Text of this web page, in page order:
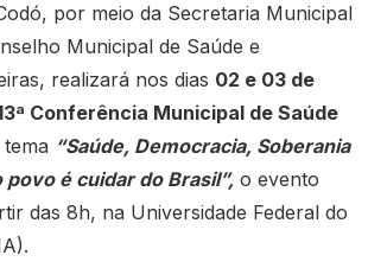
por meio da Secretaria Municipal
Municipal de Saúde e
realizará nos dias 02 e 03 de
Conferência Municipal de Saúde
“Saúde, Democracia, Soberania
povo é cuidar do Brasil”, o evento
das 8h, na Universidade Federal do